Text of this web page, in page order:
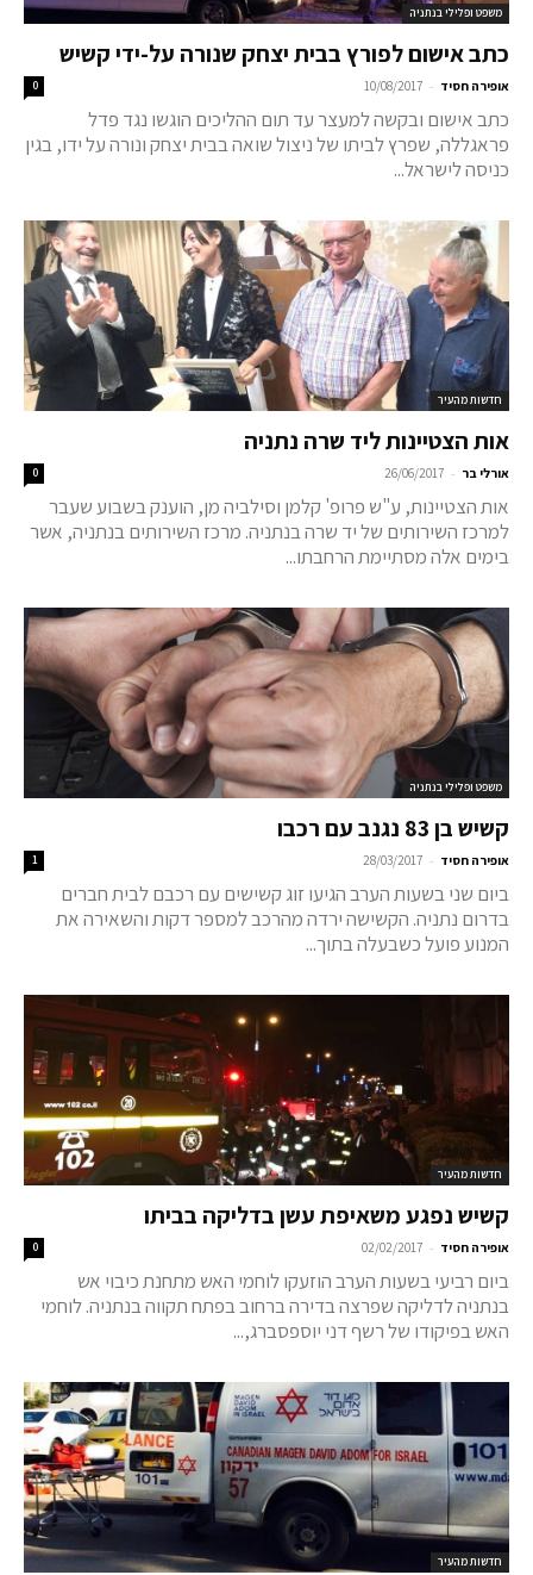
משפט ופלילי בנתניה
כתב אישום לפורץ בבית יצחק שנורה על-ידי קשיש
אופירה חסיד -
10/08/2017
0
כתב אישום ובקשה למעצר עד תום ההליכים הוגשו נגד פדל
פראגללה, שפרץ לביתו של ניצול שואה בבית יצחק ונורה על ידו, בגין
כניסה לישראל...
חדשות מהעיר
אות הצטיינות ליד שרה נתניה
אורלי בר -
26/06/2017
0
אות הצטיינות, ע"ש פרופ' קלמן וסילביה מן, הוענק בשבוע שעבר
למרכז השירותים של יד שרה בנתניה. מרכז השירותים בנתניה, אשר
בימים אלה מסתיימת הרחבתו...
משפט ופלילי בנתניה
קשיש בן 83 נגנב עם רכבו
אופירה חסיד -
28/03/2017
1
ביום שני בשעות הערב הגיעו זוג קשישים עם רכבם לבית חברים
בדרום נתניה. הקשישה ירדה מהרכב למספר דקות והשאירה את
המנוע פועל כשבעלה בתוך...
חדשות מהעיר
קשיש נפגע משאיפת עשן בדליקה בביתו
אופירה חסיד -
02/02/2017
0
ביום רביעי בשעות הערב הוזעקו לוחמי האש מתחנת כיבוי אש
בנתניה לדליקה שפרצה בדירה ברחוב בפתח תקווה בנתניה. לוחמי
האש בפיקודו של רשף דני יוספסברג,...
חדשות מהעיר